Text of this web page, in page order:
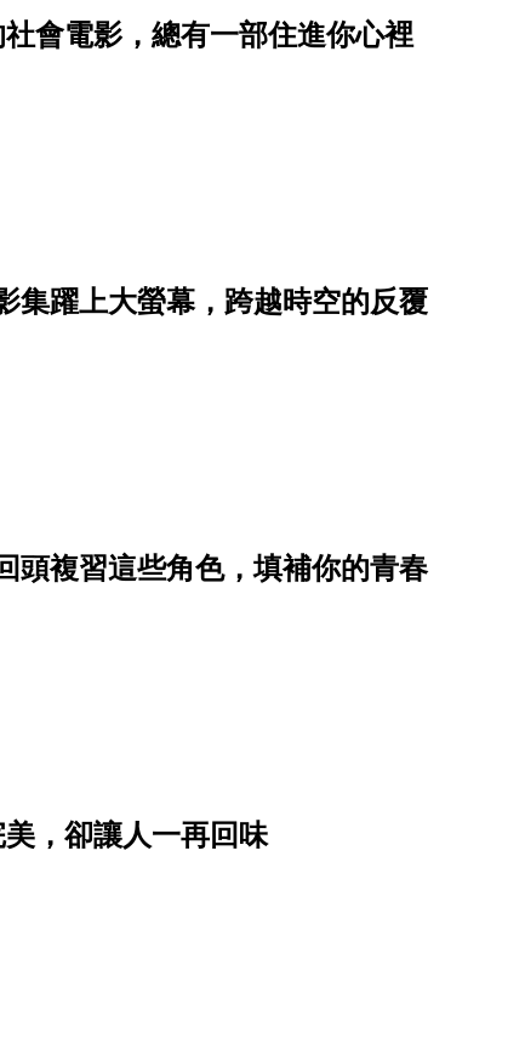
會電影，總有一部住進你心裡
集躍上大螢幕，跨越時空的反覆
頭複習這些角色，填補你的青春
，卻讓人一再回味